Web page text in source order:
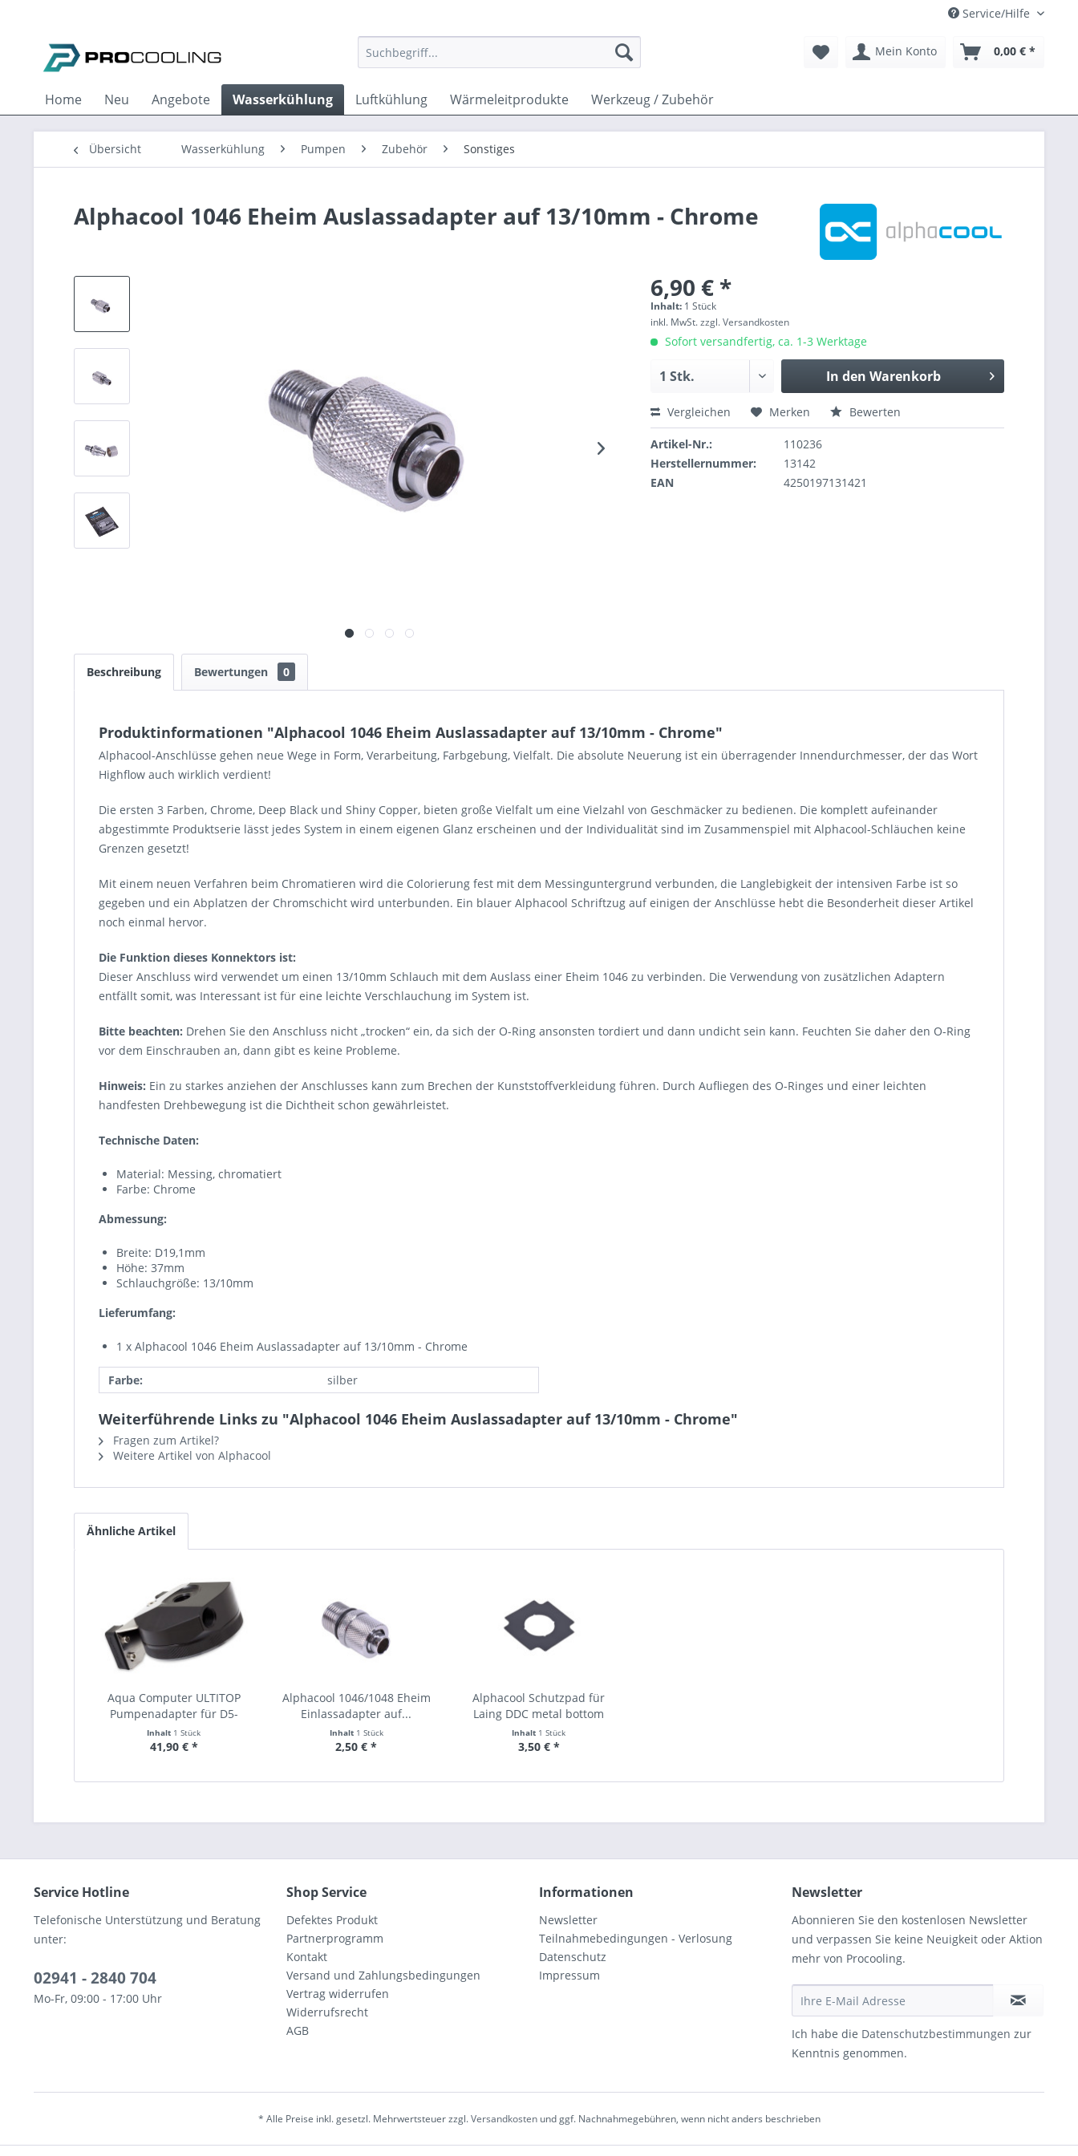
Service/Hilfe
Mein Konto 0,00 € *
Home Neu Angebote Wasserkühlung Luftkühlung Wärmeleitprodukte Werkzeug / Zubehör
Übersicht Wasserkühlung Pumpen Zubehör Sonstiges
Alphacool 1046 Eheim Auslassadapter auf 13/10mm - Chrome
6,90 € *
Inhalt: 1 Stück
inkl. MwSt.zzgl. Versandkosten
Sofort versandfertig, ca. 1-3 Werktage
In den Warenkorb
Vergleichen Merken Bewerten
Artikel-Nr.:
110236
Herstellernummer:
13142
EAN
4250197131421
Beschreibung Bewertungen 0
Produktinformationen "Alphacool 1046 Eheim Auslassadapter auf 13/10mm - Chrome"
Alphacool-Anschlüsse gehen neue Wege in Form, Verarbeitung, Farbgebung, Vielfalt. Die absolute Neuerung ist ein überragender Innendurchmesser, der das Wort
Highflow auch wirklich verdient!
Die ersten 3 Farben, Chrome, Deep Black und Shiny Copper, bieten große Vielfalt um eine Vielzahl von Geschmäcker zu bedienen. Die komplett aufeinander
abgestimmte Produktserie lässt jedes System in einem eigenen Glanz erscheinen und der Individualität sind im Zusammenspiel mit Alphacool-Schläuchen keine
Grenzen gesetzt!
Mit einem neuen Verfahren beim Chromatieren wird die Colorierung fest mit dem Messinguntergrund verbunden, die Langlebigkeit der intensiven Farbe ist so
gegeben und ein Abplatzen der Chromschicht wird unterbunden. Ein blauer Alphacool Schriftzug auf einigen der Anschlüsse hebt die Besonderheit dieser Artikel
noch einmal hervor.
Die Funktion dieses Konnektors ist:
Dieser Anschluss wird verwendet um einen 13/10mm Schlauch mit dem Auslass einer Eheim 1046 zu verbinden. Die Verwendung von zusätzlichen Adaptern
entfällt somit, was Interessant ist für eine leichte Verschlauchung im System ist.
Bitte beachten: Drehen Sie den Anschluss nicht „trocken“ ein, da sich der O-Ring ansonsten tordiert und dann undicht sein kann. Feuchten Sie daher den O-Ring
vor dem Einschrauben an, dann gibt es keine Probleme.
Hinweis: Ein zu starkes anziehen der Anschlusses kann zum Brechen der Kunststoffverkleidung führen. Durch Aufliegen des O-Ringes und einer leichten
handfesten Drehbewegung ist die Dichtheit schon gewährleistet.
Technische Daten:
Material: Messing, chromatiert
Farbe: Chrome
Abmessung:
Breite: D19,1mm
Höhe: 37mm
Schlauchgröße: 13/10mm
Lieferumfang:
1 x Alphacool 1046 Eheim Auslassadapter auf 13/10mm - Chrome
Farbe: silber
Weiterführende Links zu "Alphacool 1046 Eheim Auslassadapter auf 13/10mm - Chrome"
Fragen zum Artikel?
Weitere Artikel von Alphacool
Ähnliche Artikel
Aqua Computer ULTITOP
Pumpenadapter für D5-
Pumpen
Inhalt 1 Stück
41,90 € *
Alphacool 1046/1048 Eheim
Einlassadapter auf...
Inhalt 1 Stück
2,50 € *
Alphacool Schutzpad für
Laing DDC metal bottom
Inhalt 1 Stück
3,50 € *
Service Hotline
Telefonische Unterstützung und Beratung
unter:
02941 - 2840 704
Mo-Fr, 09:00 - 17:00 Uhr
Shop Service
Defektes Produkt
Partnerprogramm
Kontakt
Versand und Zahlungsbedingungen
Vertrag widerrufen
Widerrufsrecht
AGB
Informationen
Newsletter
Teilnahmebedingungen - Verlosung
Datenschutz
Impressum
Newsletter
Abonnieren Sie den kostenlosen Newsletter
und verpassen Sie keine Neuigkeit oder Aktion
mehr von Procooling.
Ich habe die Datenschutzbestimmungen zur
Kenntnis genommen.
* Alle Preise inkl. gesetzl. Mehrwertsteuer zzgl.Versandkostenund ggf. Nachnahmegebühren, wenn nicht anders beschrieben